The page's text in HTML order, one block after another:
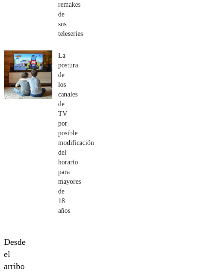
remakes
de
sus
teleseries
La
postura
de
los
canales
de
TV
por
posible
modificación
del
horario
para
mayores
de
18
años
Desde
el
arribo